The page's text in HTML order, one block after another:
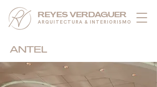
ARQUITECTURA & INTERIORISMO
REYES VERDAGUER
ANTEL